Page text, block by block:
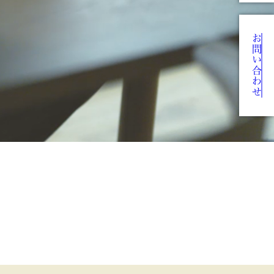
お問い合わせ